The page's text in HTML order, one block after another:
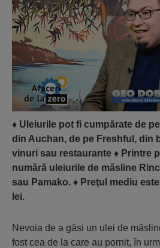
♦ Uleiurile pot fi cumpărate de
din Auchan, de pe Freshful, din
vinuri sau restaurante ♦ Printre
numără uleiurile de măsline
sau Pamako. ♦ Preţul mediu
lei.
Nevoia de a găsi un ulei de
fost cea de la care au pornit, în